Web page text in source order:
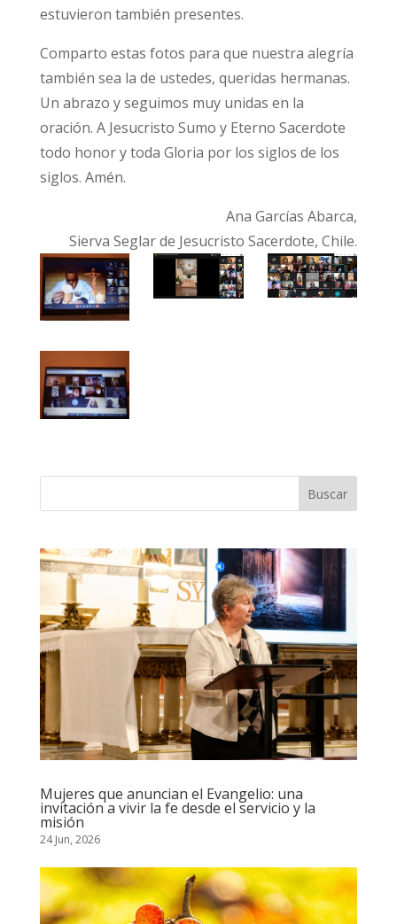
estuvieron también presentes.
Comparto estas fotos para que nuestra alegría
también sea la de ustedes, queridas hermanas.
Un abrazo y seguimos muy unidas en la
oración. A Jesucristo Sumo y Eterno Sacerdote
todo honor y toda Gloria por los siglos de los
siglos. Amén.
Ana Garcías Abarca,
Sierva Seglar de Jesucristo Sacerdote, Chile.
Mujeres que anuncian el Evangelio: una
invitación a vivir la fe desde el servicio y la
misión
24 Jun, 2026